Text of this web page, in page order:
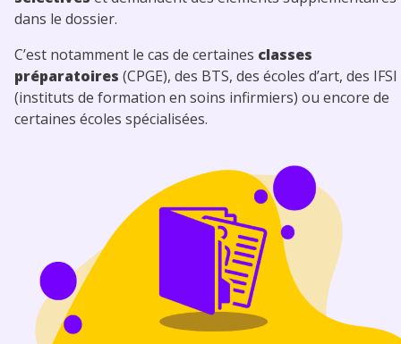
dans le dossier.
C’est notamment le cas de certaines classes
préparatoires (CPGE), des BTS, des écoles d’art, des IFSI
(instituts de formation en soins infirmiers) ou encore de
certaines écoles spécialisées.